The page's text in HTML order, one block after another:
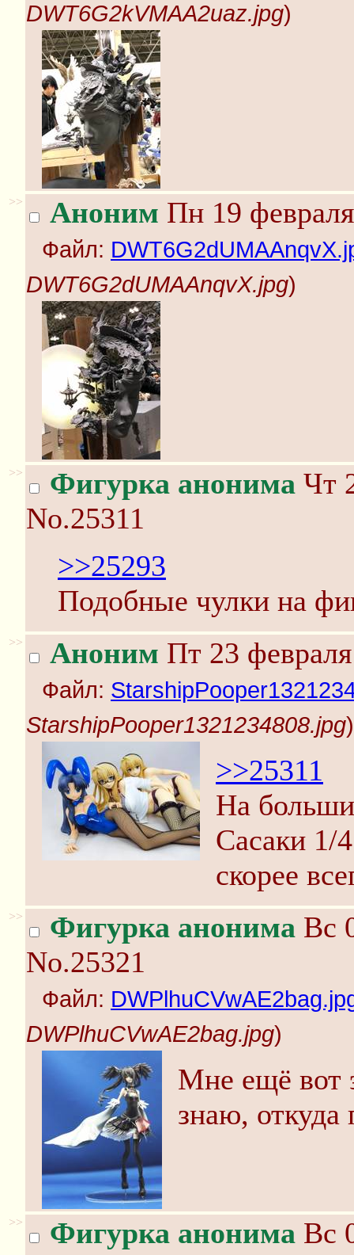
DWT6G2kVMAA2uaz.jpg)
>> Аноним Пн 19
Файл:
DWT6G2dUMAAnqvX.jpg)
>> Фигурка анонима Чт
No.25311
>>25293
Подобные чулки на
>> Аноним Пт 23
Файл:
StarshipPooper1321234808.jpg)
>>25311
На
Сасаки 1/
скорее
>> Фигурка анонима Вс
No.25321
Файл:
DWPlhuCVwAE2bag.jpg)
Мне ещё вот
знаю, откуда
>> Фигурка анонима Вс